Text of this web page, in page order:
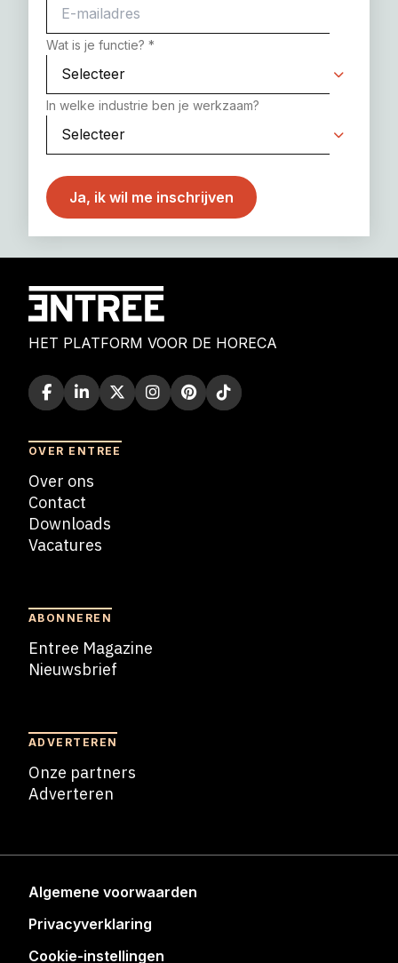
Wat is je functie? *
In welke industrie ben je werkzaam?
HET PLATFORM VOOR DE HORECA
OVER ENTREE
Over ons
Contact
Downloads
Vacatures
ABONNEREN
Entree Magazine
Nieuwsbrief
ADVERTEREN
Onze partners
Adverteren
Algemene voorwaarden
Privacyverklaring
Cookie-instellingen